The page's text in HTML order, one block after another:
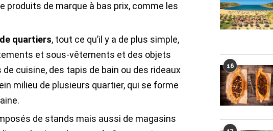
produits de marque à bas prix, comme les
quartiers, tout ce qu’il y a de plus simple,
et sous-vêtements et des objets
cuisine, des tapis de bain ou des rideaux
milieu de plusieurs quartier, qui se forme
de stands mais aussi de magasins
16